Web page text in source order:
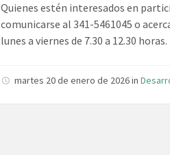
Quienes estén interesados en
comunicarse al 341-5461045 o
lunes a viernes de 7.30 a 12.30 horas.
martes 20 de enero de 2026in